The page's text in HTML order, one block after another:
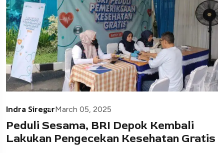
Indra SiregarMarch 05, 2025
Peduli Sesama, BRI Depok Kembali
Lakukan Pengecekan Kesehatan Gratis